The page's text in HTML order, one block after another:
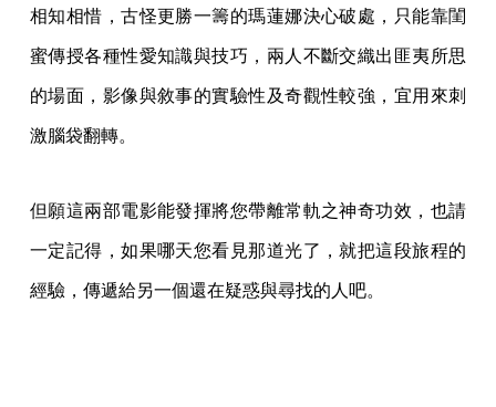
相知相惜，古怪更勝一籌的瑪蓮娜決心破處，只能靠閨
蜜傳授各種性愛知識與技巧，兩人不斷交織出匪夷所思
的場面，影像與敘事的實驗性及奇觀性較強，宜用來刺
激腦袋翻轉。
但願這兩部電影能發揮將您帶離常軌之神奇功效，也請
一定記得，如果哪天您看見那道光了，就把這段旅程的
經驗，傳遞給另一個還在疑惑與尋找的人吧。